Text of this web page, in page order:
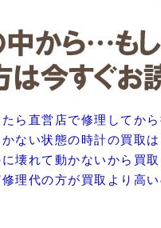
ら直営店で修理してか
ない状態の時計の買取
壊れて動かないから買
理代の方が買取より高